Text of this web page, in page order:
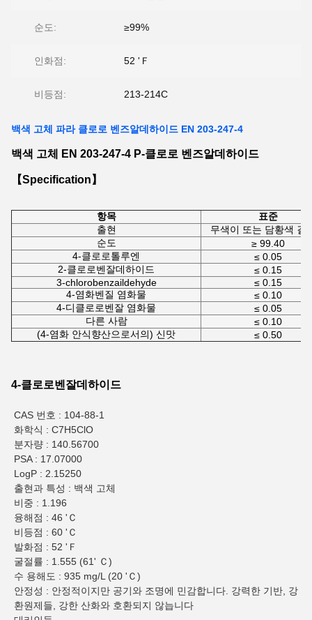
순도: ≥99%
인화점: 52 'Ｆ
비등점: 213-214C
백색 고체 파라 클로로 벤즈알데하이드 EN 203-247-4
백색 고체 EN 203-247-4 P-클로로 벤즈알데하이드
【Specification】
항목
표준
출현
무색이 또는 담황색 결
순도
≥ 99.40
4-클로로톨루엔
≤ 0.05
2-클로로벤잘데하이드
≤ 0.15
3-chlorobenzaildehyde
≤ 0.15
4-염화벤질 염화물
≤ 0.10
4-디클로로벤잘 염화물
≤ 0.05
다른 사람
≤ 0.10
(4-염화 안식향산으로서의) 신맛
≤ 0.50
4-클로로벤잘데하이드
CAS 번호 : 104-88-1
화학식 : C7H5ClO
분자량 : 140.56700
PSA : 17.07000
LogP : 2.15250
출현과 특성 : 백색 고체
비중 : 1.196
융해점 : 46 'Ｃ
비등점 : 60 'Ｃ
발화점 : 52 'Ｆ
굴절률 : 1.555 (61' Ｃ)
수 용해도 : 935 mg/L (20 'Ｃ)
안정성 : 안정적이지만 공기와 조명에 민감합니다. 강력한 기반, 강
환원제들, 강한 산화와 호환되지 않늡니다